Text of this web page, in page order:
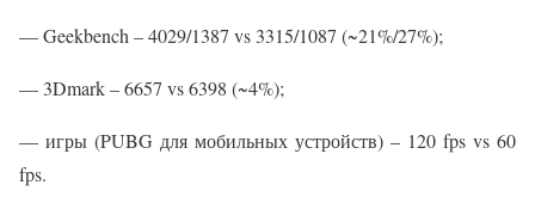
— Geekbench – 4029/1387 vs 3315/1087 (~21%/27%);
— 3Dmark – 6657 vs 6398 (~4%);
— игры (PUBG для мобильных устройств) – 120 fps vs 60
fps.